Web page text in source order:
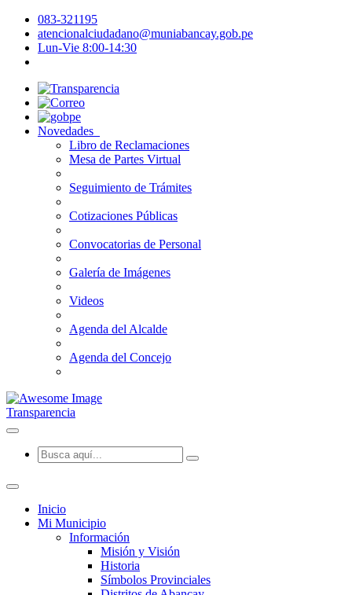
083-321195
atencionalciudadano@muniabancay.gob.pe
Lun-Vie 8:00-14:30
Novedades
Libro de Reclamaciones
Mesa de Partes Virtual
Seguimiento de Trámites
Cotizaciones Públicas
Convocatorias de Personal
Galería de Imágenes
Videos
Agenda del Alcalde
Agenda del Concejo
Transparencia
Inicio
Mi Municipio
Información
Misión y Visión
Historia
Símbolos Provinciales